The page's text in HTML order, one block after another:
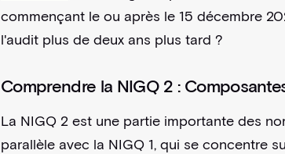
commençant le ou après le 15 décembre
l'audit plus de deux ans plus tard ?
Comprendre la NIGQ 2 :
La NIGQ 2 est une partie importante des
parallèle avec la NIGQ 1, qui se concentre